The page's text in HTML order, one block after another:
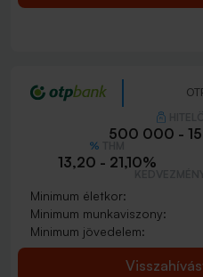
500 000 -
13,20 - 21,10%
Minimum életkor:
Minimum munkaviszony:
Minimum jövedelem: